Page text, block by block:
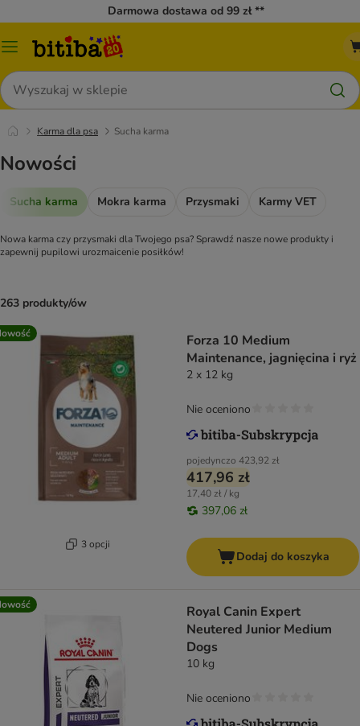
Darmowa dostawa od 99 zł **
Menu
Szukaj
Karma dla psa Sucha karma
Nowości
Sucha karma Mokra karma Przysmaki Karmy VET
Nowa karma czy przysmaki dla Twojego psa? Sprawdź nasze nowe produkty i
zapewnij pupilowi urozmaicenie posiłków!
263 produkty/ów
3 opcji
Forza 10 Medium
Maintenance, jagnięcina i ryż
2 x 12 kg
pojedynczo 423,92 zł
417,96 zł
17,40 zł / kg
397,06 zł
Nie oceniono
Dodaj do koszyka
Royal Canin Expert
Neutered Junior Medium
Dogs
10 kg
Nie oceniono